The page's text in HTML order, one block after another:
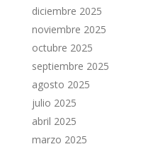
diciembre 2025
noviembre 2025
octubre 2025
septiembre 2025
agosto 2025
julio 2025
abril 2025
marzo 2025